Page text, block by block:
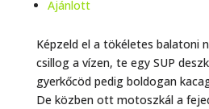
Ajánlott
Képzeld el a tökéletes balatoni
csillog a vízen, te egy SUP
gyerkőcöd pedig boldogan
De közben ott motoszkál a